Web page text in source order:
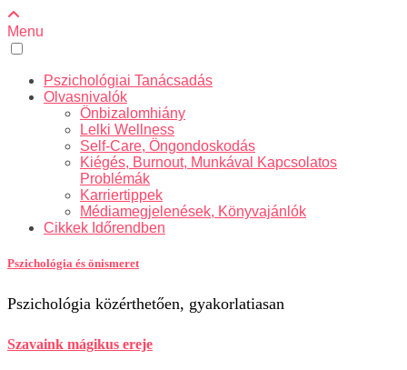
Menu
Pszichológiai Tanácsadás
Olvasnivalók
Önbizalomhiány
Lelki Wellness
Self-Care, Öngondoskodás
Kiégés, Burnout, Munkával Kapcsolatos
Problémák
Karriertippek
Médiamegjelenések, Könyvajánlók
Cikkek Időrendben
Pszichológia és önismeret
Pszichológia közérthetően, gyakorlatiasan
Szavaink mágikus ereje